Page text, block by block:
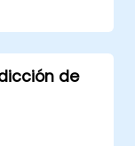
de